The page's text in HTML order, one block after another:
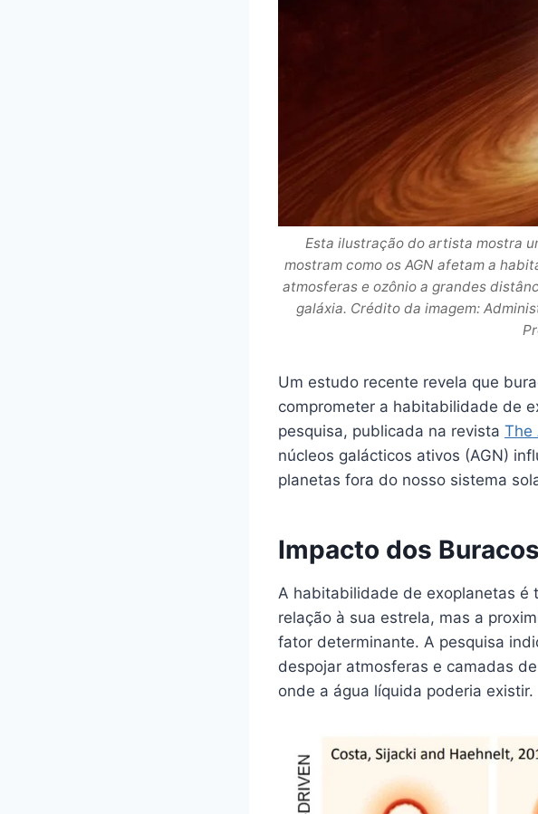
Esta ilustração do artista mostra
mostram como os AGN afetam a
atmosferas e ozônio a grandes
galáxia. Crédito da imagem:
Um estudo recente revela que
comprometer a habitabilidade de
pesquisa, publicada na revista The
núcleos galácticos ativos (AGN)
planetas fora do nosso sistema
Impacto dos
A habitabilidade de exoplanetas é
relação à sua estrela, mas a
fator determinante. A pesquisa
despojar atmosferas e camadas
onde a água líquida poderia existir.